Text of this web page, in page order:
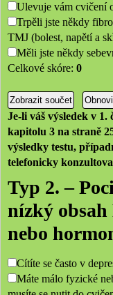
Ulevuje vám cvičení
Trpěli jste někdy
TMJ (bolest, napětí a
Měli jste někdy
Celkové skóre: 0
Je-li váš výsledek v 1.
kapitolu 3 na straně
výsledky testu,
telefonicky
Typ 2. –
nízký
nebo
Cítíte se často v
Máte málo fyzické